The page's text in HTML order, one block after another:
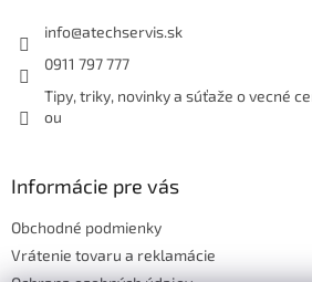
info@atechservis.sk
0911 797 777
Tipy, triky, novinky a súťaže o vecné
ou
Informácie pre vás
Obchodné podmienky
Vrátenie tovaru a reklamácie